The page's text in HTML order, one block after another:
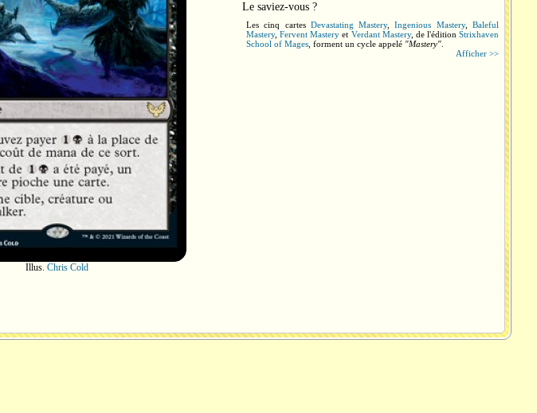
Illus. Chris Cold
Le saviez-vous ?
Les cinq cartes Devastating Mastery,Ingenious Mastery,Baleful
Mastery,Fervent Mastery et Verdant Mastery, de l'édition Strixhaven
School of Mages , forment un cycle appelé "Mastery"
Afficher >>